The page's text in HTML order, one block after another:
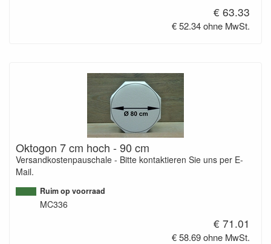
€ 63.33
€ 52.34 ohne MwSt.
Oktogon 7 cm hoch - 90 cm
Versandkostenpauschale - Bitte kontaktieren Sie uns per E-
Mail.
Ruim op voorraad
MC336
€ 71.01
€ 58.69 ohne MwSt.